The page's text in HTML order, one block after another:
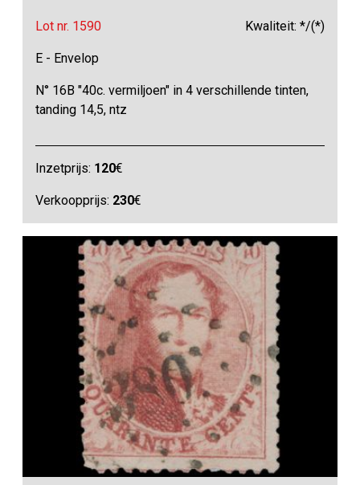
Lot nr. 1590 Kwaliteit: */(*)
E - Envelop
N° 16B "40c. vermiljoen" in 4 verschillende tinten,
tanding 14,5, ntz
Inzetprijs: 120€
Verkoopprijs: 230€